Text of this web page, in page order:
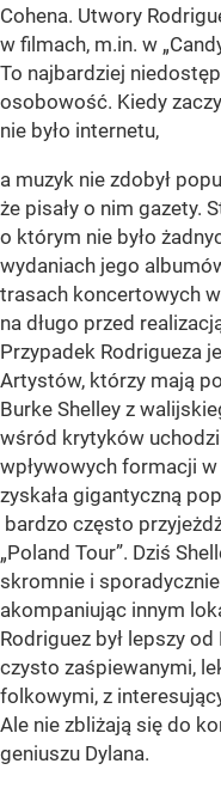
Cohena. Utwory
w filmach, m.in. w
To najbardziej
osobowość. Kiedy
nie było internetu,
a muzyk nie zdobył
że pisały o nim gazety.
o którym nie było
wydaniach jego
trasach koncertowych
na długo przed
Przypadek Rodrigueza
Artystów, którzy mają
Burke Shelley z
wśród krytyków
wpływowych formacji
zyskała gigantyczną
bardzo często
„Poland Tour”. Dziś
skromnie i
akompaniując innym
Rodriguez był lepszy
czysto zaśpiewanymi,
folkowymi, z
Ale nie zbliżają się do
geniuszu Dylana.